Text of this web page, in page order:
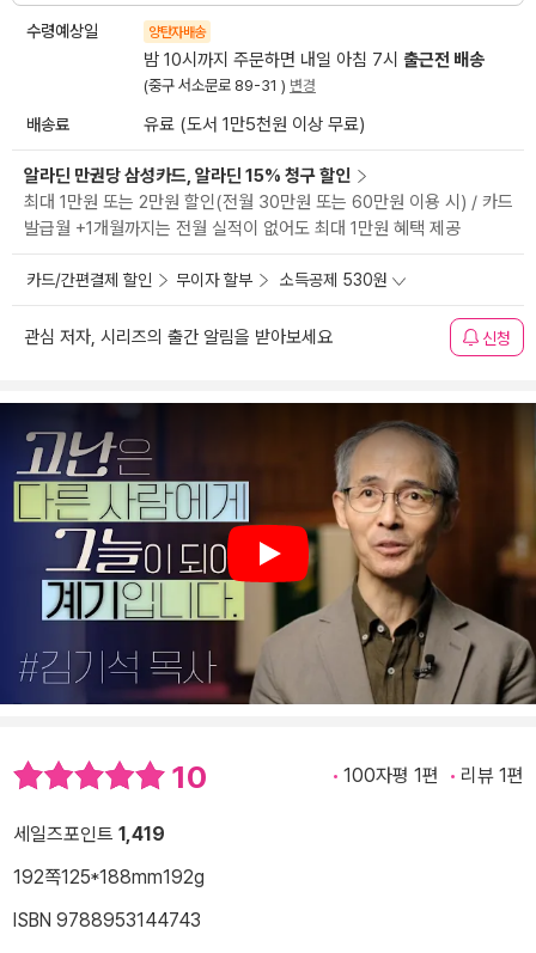
수령예상일 양탄자배송
밤 10시까지 주문하면 내일 아침 7시 출근전 배송
(중구 서소문로 89-31 ) 변경
배송료 유료 (도서 1만5천원 이상 무료)
알라딘 만권당 삼성카드, 알라딘 15% 청구 할인
최대 1만원 또는 2만원 할인(전월 30만원 또는 60만원 이용 시) / 카드
발급월 +1개월까지는 전월 실적이 없어도 최대 1만원 혜택 제공
카드/간편결제 할인 무이자 할부 소득공제 530원
관심 저자, 시리즈의 출간 알림을 받아보세요 신청
Play
10 100자평 1편 리뷰 1편
세일즈포인트 1,419
192쪽125*188mm192g
ISBN 9788953144743